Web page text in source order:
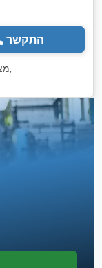
התקשר
,